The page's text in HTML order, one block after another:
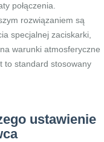
połączenia.
rozwiązaniem są
specjalnej zaciskarki,
warunki atmosferyczne
to standard stosowany
ustawienie